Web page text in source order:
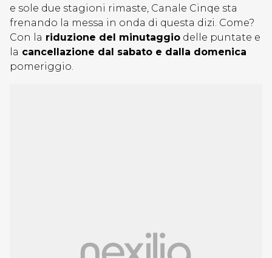
e sole due stagioni rimaste, Canale Cinqe sta
frenando la messa in onda di questa dizi. Come?
Con la riduzione del minutaggio delle puntate e
la cancellazione dal sabato e dalla domenica
pomeriggio.